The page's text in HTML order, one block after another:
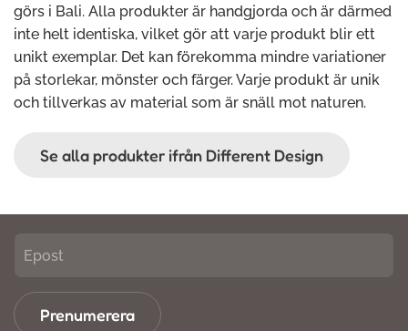
görs i Bali. Alla produkter är handgjorda och är därmed
inte helt identiska, vilket gör att varje produkt blir ett
unikt exemplar. Det kan förekomma mindre variationer
på storlekar, mönster och färger. Varje produkt är unik
och tillverkas av material som är snäll mot naturen.
Se alla produkter ifrån Different Design
Prenumerera